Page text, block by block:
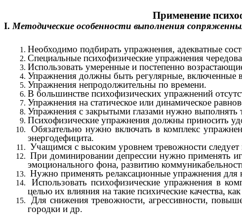
Применение
I. Методические особенности выполнения
Необходимо подбирать упражнения, адекватные
Специальные психофизические упражнения
Использовать умеренные и постепенно
Упражнения должны быть регулярные, включенные
Упражнения непродолжительны по времени.
В большинстве психофизических упражнений
Упражнения на статическое или динамическое
Упражнения с закрытыми глазами нужно выполнять
Психофизические упражнения должны приносить
Обязательно нужно включать в комплекс
энергодефицита.
Учащимся с высоким уровнем тревожности
При доминировании депрессии нужно применять
эмоционального фона, развитию
Нужно применять релаксационные упражнения для
Использовать психофизические упражнения в
целью их влияния на такие психические качества,
Для снижения тревожности, агрессивности,
городки и др.